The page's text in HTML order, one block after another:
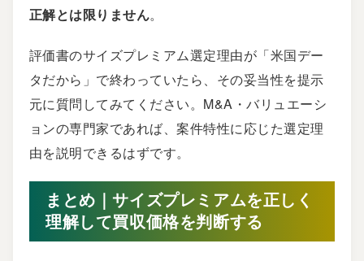
正解とは限りません。
評価書のサイズプレミアム選定理由が「米国デー
タだから」で終わっていたら、その妥当性を提示
元に質問してみてください。M&A・バリュエーシ
ョンの専門家であれば、案件特性に応じた選定理
由を説明できるはずです。
まとめ｜サイズプレミアムを正しく
理解して買収価格を判断する